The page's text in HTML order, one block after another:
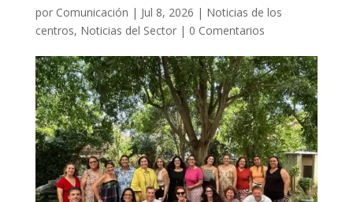
por Comunicación | Jul 8, 2026 | Noticias de los
centros, Noticias del Sector| 0 Comentarios